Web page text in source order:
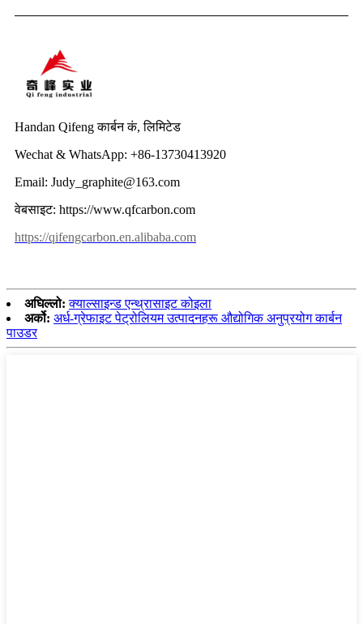
Handan Qifeng कार्बन कं, लिमिटेड
Wechat & WhatsApp: +86-13730413920
Email: Judy_graphite@163.com
वेबसाइट: https://www.qfcarbon.com
https://qifengcarbon.en.alibaba.com
अघिल्लो: क्याल्साइन्ड एन्थ्रासाइट कोइला
अर्को: अर्ध-ग्रेफाइट पेट्रोलियम उत्पादनहरू औद्योगिक अनुप्रयोग कार्बन
पाउडर